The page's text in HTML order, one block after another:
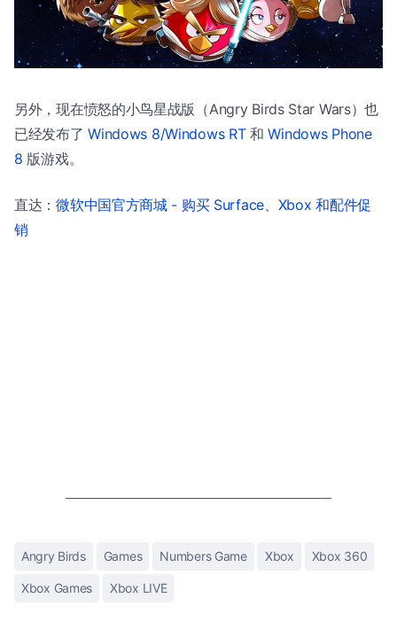
另外，现在愤怒的小鸟星战版（Angry Birds Star Wars）也
已经发布了Windows 8/Windows RT和Windows Phone
8 版游戏。
直达：微软中国官方商城 - 购买 Surface、Xbox 和配件促
销
Angry Birds Games Numbers Game Xbox Xbox 360
Xbox Games Xbox LIVE